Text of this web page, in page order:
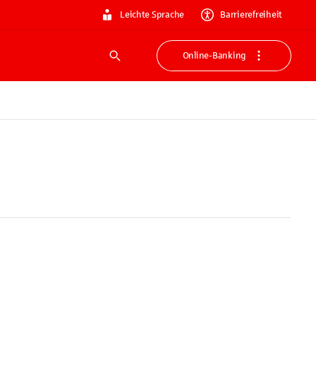
Leichte Sprache Barrierefreiheit
Suche
Online-Banking